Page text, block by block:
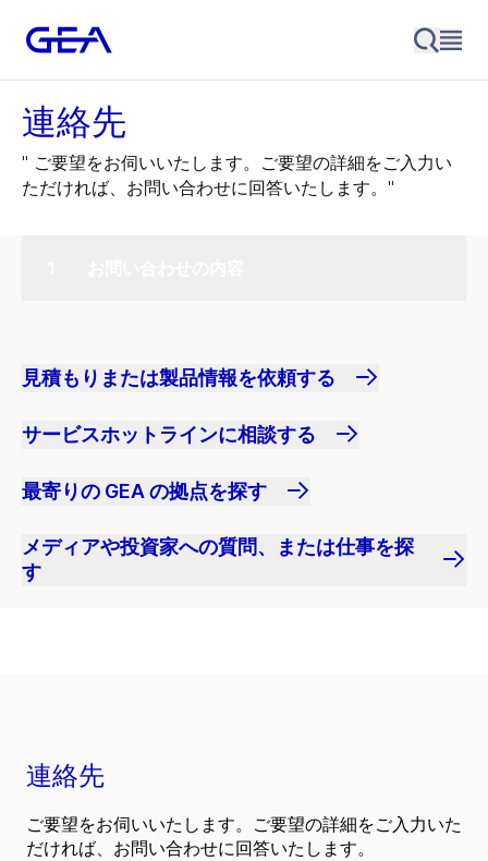
連絡先
" ご要望をお伺いいたします。ご要望の詳細をご入力い
ただければ、お問い合わせに回答いたします。"
見積もりまたは製品情報を依頼する
サービスホットラインに相談する
最寄りの GEA の拠点を探す
メディアや投資家への質問、または仕事を探
す
連絡先
ご要望をお伺いいたします。ご要望の詳細をご入力いた
だければ、お問い合わせに回答いたします。